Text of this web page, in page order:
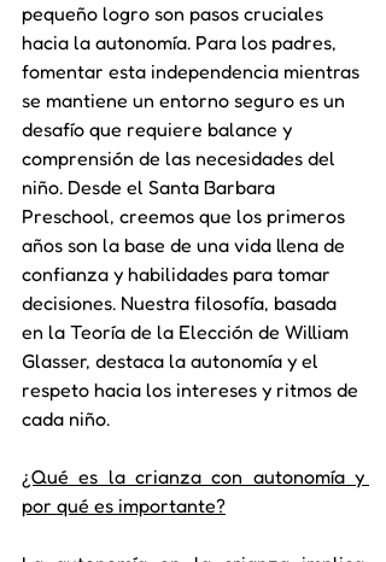
pequeño logro son pasos cruciales
hacia la autonomía. Para los padres,
fomentar esta independencia mientras
se mantiene un entorno seguro es un
desafío que requiere balance y
comprensión de las necesidades del
niño. Desde el Santa Barbara
Preschool, creemos que los primeros
años son la base de una vida llena de
confianza y habilidades para tomar
decisiones. Nuestra filosofía, basada
en la Teoría de la Elección de William
Glasser, destaca la autonomía y el
respeto hacia los intereses y ritmos de
cada niño.
¿Qué es la crianza con autonomía y
por qué es importante?